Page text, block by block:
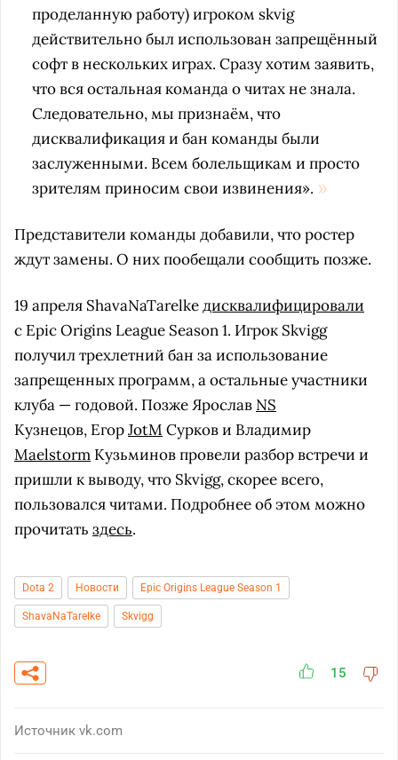
проделанную работу) игроком skvig
действительно был использован запрещённый
софт в нескольких играх. Сразу хотим заявить,
что вся остальная команда о читах не знала.
Следовательно, мы признаём, что
дисквалификация и бан команды были
заслуженными. Всем болельщикам и просто
зрителям приносим свои извинения».
Представители команды добавили, что ростер
ждут замены. О них пообещали сообщить позже.
19 апреля ShavaNaTarelkeдисквалифицировали
с Epic Origins League Season 1. Игрок Skvigg
получил трехлетний бан за использование
запрещенных программ, а остальные участники
клуба — годовой. Позже Ярослав NS
Кузнецов, ЕгорJotM Сурков и Владимир
Maelstorm Кузьминов провели разбор встречи и
пришли к выводу, что Skvigg, скорее всего,
пользовался читами. Подробнее об этом можно
прочитать здесь.
Dota 2 Новости Epic Origins League Season 1
ShavaNaTarelke Skvigg
15
Источник vk.com